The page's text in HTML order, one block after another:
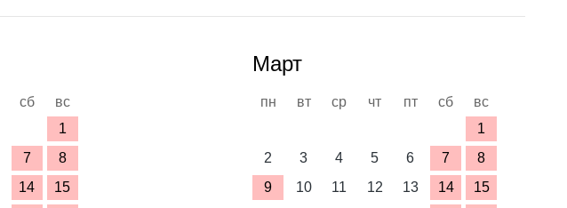
сб
вс
1
7
8
14
15
Март
пн вт ср чт пт сб
вс
1
2
3 4 5 6 7
8
9
10 11 12 13 14
15